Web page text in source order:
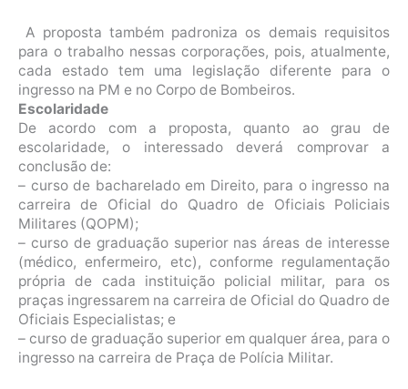
A proposta também padroniza os demais requisitos
para o trabalho nessas corporações, pois, atualmente,
cada estado tem uma legislação diferente para o
ingresso na PM e no Corpo de Bombeiros.
Escolaridade
De acordo com a proposta, quanto ao grau de
escolaridade, o interessado deverá comprovar a
conclusão de:
– curso de bacharelado em Direito, para o ingresso na
carreira de Oficial do Quadro de Oficiais Policiais
Militares (QOPM);
– curso de graduação superior nas áreas de interesse
(médico, enfermeiro, etc), conforme regulamentação
própria de cada instituição policial militar, para os
praças ingressarem na carreira de Oficial do Quadro de
Oficiais Especialistas; e
– curso de graduação superior em qualquer área, para o
ingresso na carreira de Praça de Polícia Militar.